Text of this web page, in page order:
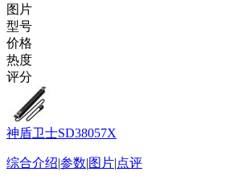
图片
型号
价格
热度
评分
神盾卫士SD38057X
综合介绍|参数|图片|点评